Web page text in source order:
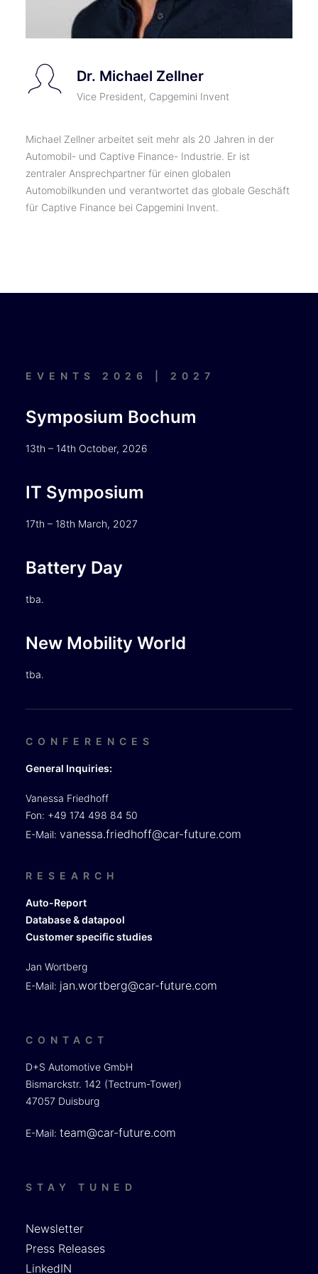
Dr. Michael Zellner
Vice President, Capgemini Invent
Michael Zellner arbeitet seit mehr als 20 Jahren in der
Automobil- und Captive Finance- Industrie. Er ist
zentraler Ansprechpartner für einen globalen
Automobilkunden und verantwortet das globale Geschäft
für Captive Finance bei Capgemini Invent.
EVENTS 2026 | 2027
Symposium Bochum
13th – 14th October, 2026
IT Symposium
17th – 18th March, 2027
Battery Day
tba.
New Mobility World
tba.
CONFERENCES
General Inquiries:
Vanessa Friedhoff
Fon: +49 174 498 84 50
E-Mail: vanessa.friedhoff@car-future.com
RESEARCH
Auto-Report
Database & datapool
Customer specific studies
Jan Wortberg
E-Mail: jan.wortberg@car-future.com
CONTACT
D+S Automotive GmbH
Bismarckstr. 142 (Tectrum-Tower)
47057 Duisburg
E-Mail: team@car-future.com
STAY TUNED
Newsletter
Press Releases
LinkedIN